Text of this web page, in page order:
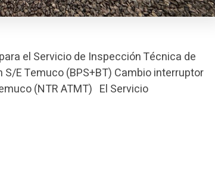
el Servicio de Inspección Técnica de
E Temuco (BPS+BT) Cambio interruptor
(NTR ATMT) El Servicio